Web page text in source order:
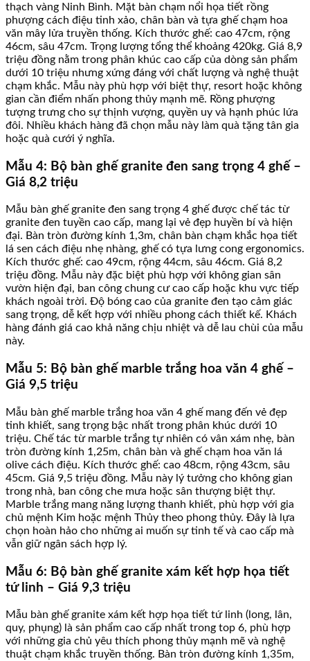
thạch vàng Ninh Bình. Mặt bàn chạm nổi họa tiết rồng
phượng cách điệu tinh xảo, chân bàn và tựa ghế chạm hoa
văn mây lửa truyền thống. Kích thước ghế: cao 47cm, rộng
46cm, sâu 47cm. Trọng lượng tổng thể khoảng 420kg. Giá 8,9
triệu đồng nằm trong phân khúc cao cấp của dòng sản phẩm
dưới 10 triệu nhưng xứng đáng với chất lượng và nghệ thuật
chạm khắc. Mẫu này phù hợp với biệt thự, resort hoặc không
gian cần điểm nhấn phong thủy mạnh mẽ. Rồng phượng
tượng trưng cho sự thịnh vượng, quyền uy và hạnh phúc lứa
đôi. Nhiều khách hàng đã chọn mẫu này làm quà tặng tân gia
hoặc quà cưới ý nghĩa.
Mẫu 4: Bộ bàn ghế granite đen sang trọng 4 ghế –
Giá 8,2 triệu
Mẫu bàn ghế granite đen sang trọng 4 ghế được chế tác từ
granite đen tuyền cao cấp, mang lại vẻ đẹp huyền bí và hiện
đại. Bàn tròn đường kính 1,3m, chân bàn chạm khắc họa tiết
lá sen cách điệu nhẹ nhàng, ghế có tựa lưng cong ergonomics.
Kích thước ghế: cao 49cm, rộng 44cm, sâu 46cm. Giá 8,2
triệu đồng. Mẫu này đặc biệt phù hợp với không gian sân
vườn hiện đại, ban công chung cư cao cấp hoặc khu vực tiếp
khách ngoài trời. Độ bóng cao của granite đen tạo cảm giác
sang trọng, dễ kết hợp với nhiều phong cách thiết kế. Khách
hàng đánh giá cao khả năng chịu nhiệt và dễ lau chùi của mẫu
này.
Mẫu 5: Bộ bàn ghế marble trắng hoa văn 4 ghế –
Giá 9,5 triệu
Mẫu bàn ghế marble trắng hoa văn 4 ghế mang đến vẻ đẹp
tinh khiết, sang trọng bậc nhất trong phân khúc dưới 10
triệu. Chế tác từ marble trắng tự nhiên có vân xám nhẹ, bàn
tròn đường kính 1,25m, chân bàn và ghế chạm hoa văn lá
olive cách điệu. Kích thước ghế: cao 48cm, rộng 43cm, sâu
45cm. Giá 9,5 triệu đồng. Mẫu này lý tưởng cho không gian
trong nhà, ban công che mưa hoặc sân thượng biệt thự.
Marble trắng mang năng lượng thanh khiết, phù hợp với gia
chủ mệnh Kim hoặc mệnh Thủy theo phong thủy. Đây là lựa
chọn hoàn hảo cho những ai muốn sự tinh tế và cao cấp mà
vẫn giữ ngân sách hợp lý.
Mẫu 6: Bộ bàn ghế granite xám kết hợp họa tiết
tứ linh – Giá 9,3 triệu
Mẫu bàn ghế granite xám kết hợp họa tiết tứ linh (long, lân,
quy, phụng) là sản phẩm cao cấp nhất trong top 6, phù hợp
với những gia chủ yêu thích phong thủy mạnh mẽ và nghệ
thuật chạm khắc truyền thống. Bàn tròn đường kính 1,35m,